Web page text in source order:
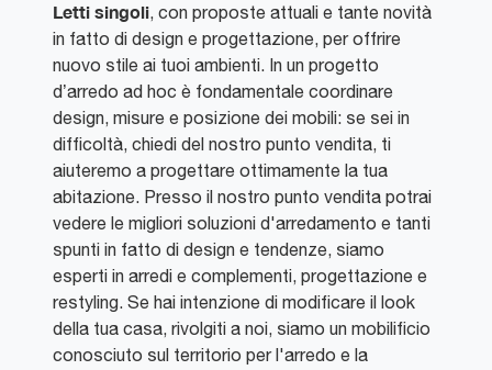
Letti singoli, con proposte attuali e tante novità
in fatto di design e progettazione, per offrire
nuovo stile ai tuoi ambienti. In un progetto
d’arredo ad hoc è fondamentale coordinare
design, misure e posizione dei mobili: se sei in
difficoltà, chiedi del nostro punto vendita, ti
aiuteremo a progettare ottimamente la tua
abitazione. Presso il nostro punto vendita potrai
vedere le migliori soluzioni d'arredamento e tanti
spunti in fatto di design e tendenze, siamo
esperti in arredi e complementi, progettazione e
restyling. Se hai intenzione di modificare il look
della tua casa, rivolgiti a noi, siamo un mobilificio
conosciuto sul territorio per l'arredo e la